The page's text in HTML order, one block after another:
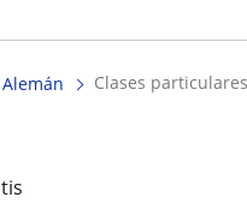
Alemán clases